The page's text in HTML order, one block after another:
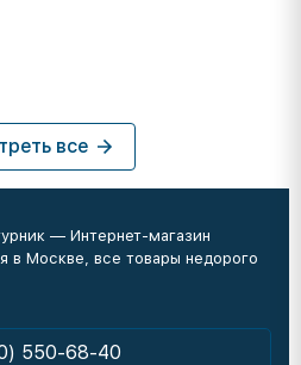
все
— Интернет-магазин
в Москве, все товары недорого
550-68-40